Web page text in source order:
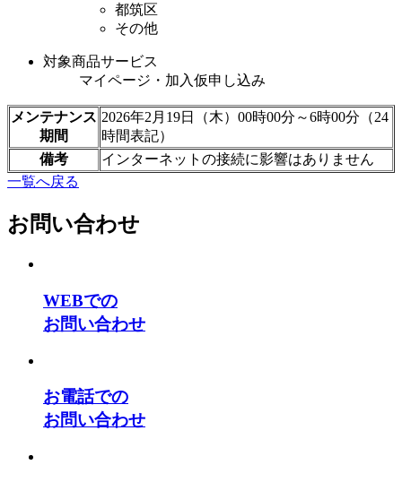
都筑区
その他
対象商品サービス
マイページ・加入仮申し込み
メンテナンス
期間
2026年2月19日（木）00時00分～6時00分（24
時間表記）
備考
インターネットの接続に影響はありません
一覧へ戻る
お問い合わせ
WEBでの
お問い合わせ
お電話での
お問い合わせ